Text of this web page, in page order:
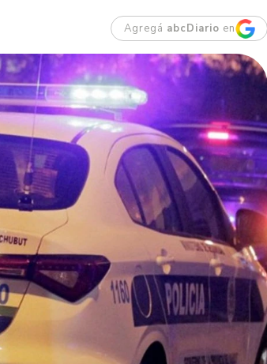
Agregá abcDiario en